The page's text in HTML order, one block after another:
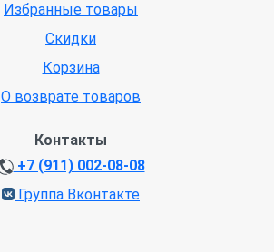
Избранные товары
Скидки
Корзина
О возврате товаров
Контакты
+7 (911) 002-08-08
Группа Вконтакте